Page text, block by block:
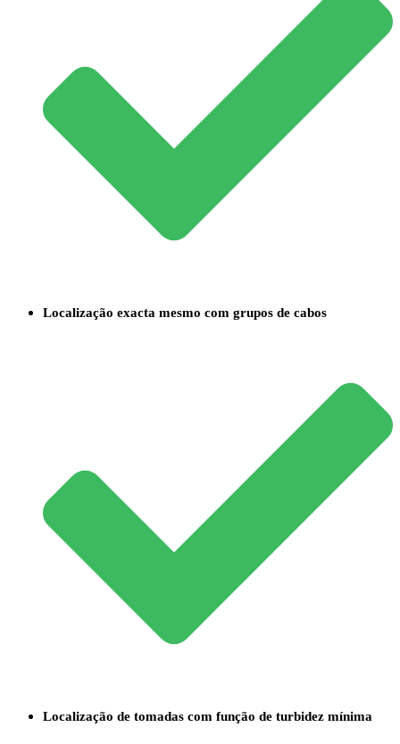
Localização exacta mesmo com grupos de cabos
Localização de tomadas com função de turbidez mínima